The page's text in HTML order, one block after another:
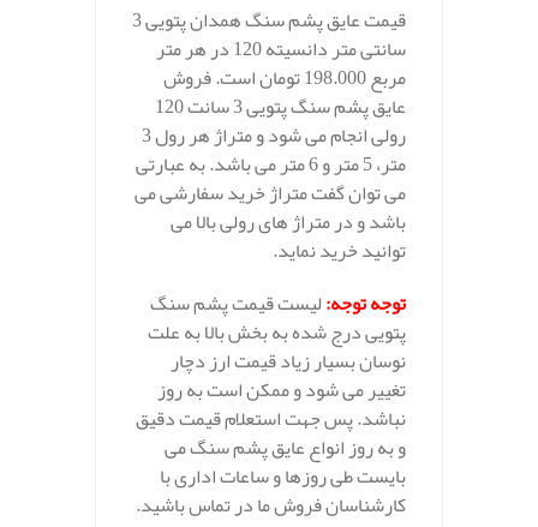
قیمت عایق پشم سنگ همدان پتویی 3
سانتی متر دانسیته 120 در هر متر
مربع 198.000 تومان است. فروش
عایق پشم سنگ پتویی 3 سانت 120
رولی انجام می شود و متراژ هر رول 3
متر، 5 متر و 6 متر می باشد. به عبارتی
می توان گفت متراژ خرید سفارشی می
باشد و در متراژ های رولی بالا می
توانید خرید نماید.
توجه توجه:لیست قیمت پشم سنگ
پتویی درج شده به بخش بالا به علت
نوسان بسیار زیاد قیمت ارز دچار
تغییر می شود و ممکن است به روز
نباشد. پس جهت استعلام قیمت دقیق
و به روز انواع عایق پشم سنگ می
بایست طی روزها و ساعات اداری با
کارشناسان فروش ما در تماس باشید.